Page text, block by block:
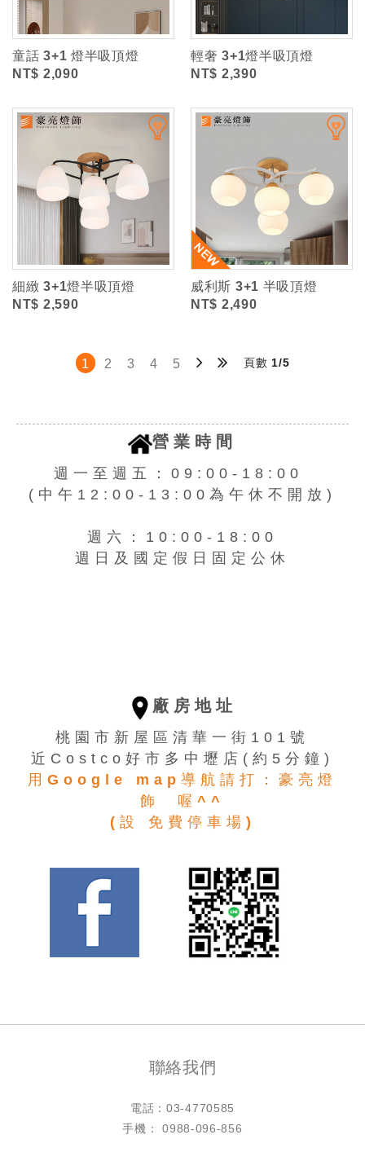
童話 3+1 燈半吸頂燈
NT$ 2,090
輕奢 3+1燈半吸頂燈
NT$ 2,390
細緻 3+1燈半吸頂燈
NT$ 2,590
威利斯 3+1 半吸頂燈
NT$ 2,490
1 2 3 4 5 頁數 1/5
營業時間
週一至週五：09:00-18:00
(中午12:00-13:00為午休不開放)
週六：10:00-18:00
週日及國定假日固定公休
廠房地址
桃園市新屋區清華一街101號
近Costco好市多中壢店(約5分鐘)
用Google map導航請打：豪亮燈
飾 喔^^
(設 免費停車場)
聯絡我們
電話：03-4770585
手機： 0988-096-856